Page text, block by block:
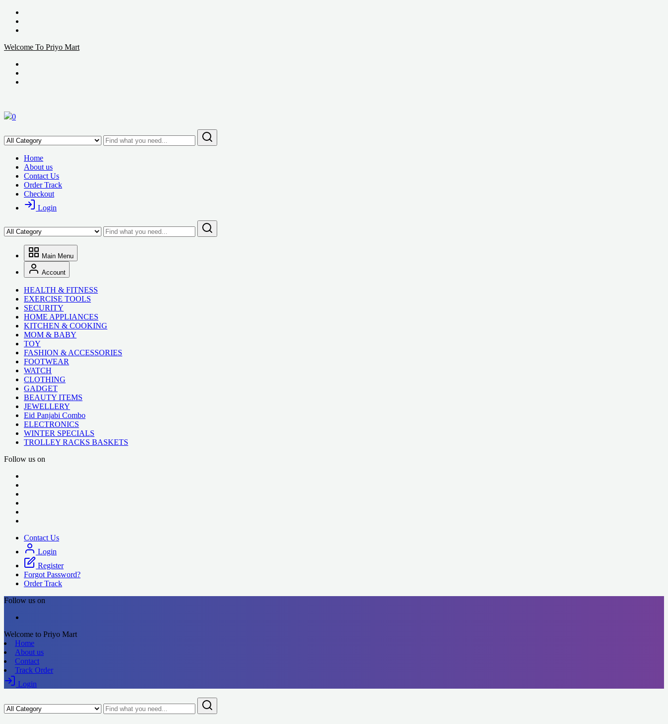
Welcome To Priyo Mart
0
Home
About us
Contact Us
Order Track
Checkout
Login
Main Menu
Account
HEALTH & FITNESS
EXERCISE TOOLS
SECURITY
HOME APPLIANCES
KITCHEN & COOKING
MOM & BABY
TOY
FASHION & ACCESSORIES
FOOTWEAR
WATCH
CLOTHING
GADGET
BEAUTY ITEMS
JEWELLERY
Eid Panjabi Combo
ELECTRONICS
WINTER SPECIALS
TROLLEY RACKS BASKETS
Follow us on
Contact Us
Login
Register
Forgot Password?
Order Track
Follow us on
Welcome to Priyo Mart
Home
About us
Contact
Track Order
Login